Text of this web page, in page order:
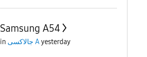
Samsung A54
in جالاكسى Ayesterday